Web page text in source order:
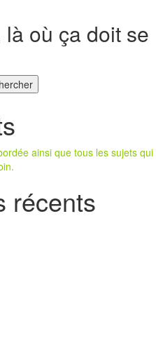
où ça doit se
ainsi que tous les sujets qui
récents